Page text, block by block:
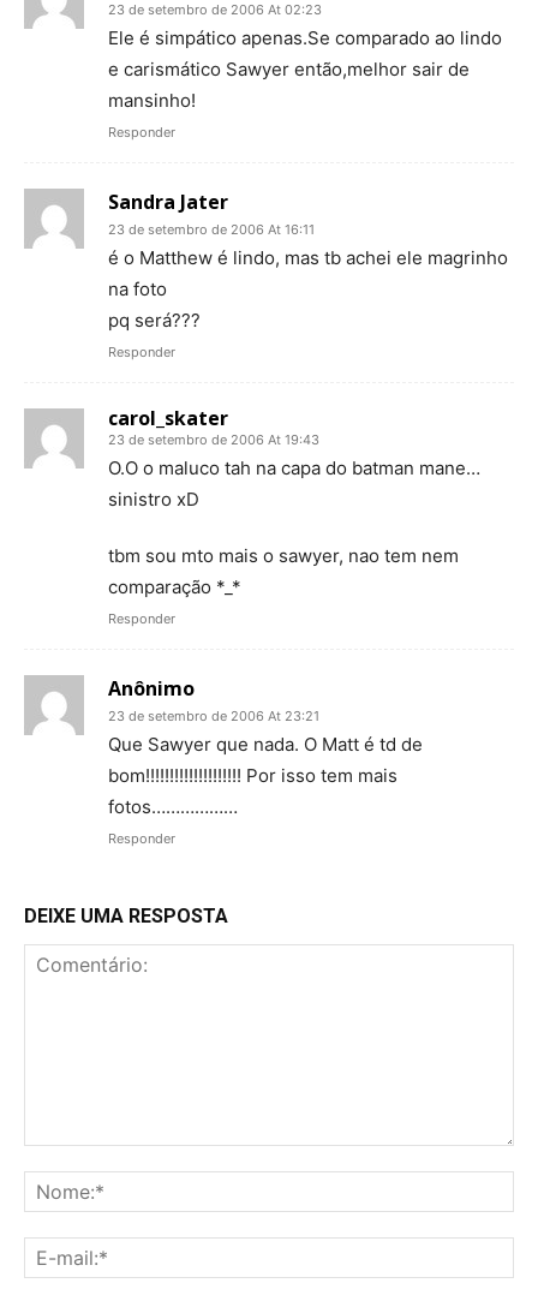
23 de setembro de 2006 At 02:23
Ele é simpático apenas.Se comparado ao lindo
e carismático Sawyer então,melhor sair de
mansinho!
Responder
Sandra Jater
23 de setembro de 2006 At 16:11
é o Matthew é lindo, mas tb achei ele magrinho
na foto
pq será???
Responder
carol_skater
23 de setembro de 2006 At 19:43
O.O o maluco tah na capa do batman mane…
sinistro xD
tbm sou mto mais o sawyer, nao tem nem
comparação *_*
Responder
Anônimo
23 de setembro de 2006 At 23:21
Que Sawyer que nada. O Matt é td de
bom!!!!!!!!!!!!!!!!!!!! Por isso tem mais
fotos………………
Responder
DEIXE UMA RESPOSTA